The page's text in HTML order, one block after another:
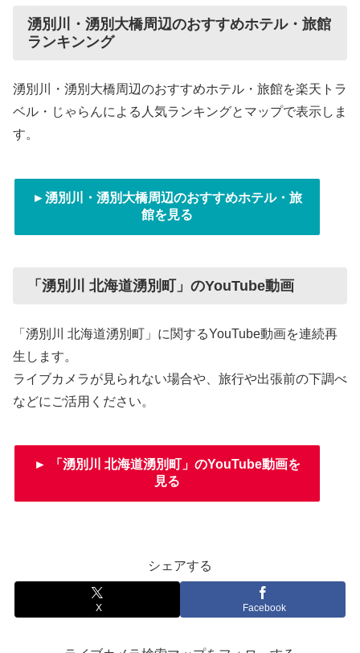
湧別川・湧別大橋周辺のおすすめホテル・旅館
ランキンング
湧別川・湧別大橋周辺のおすすめホテル・旅館を楽天トラ
ベル・じゃらんによる人気ランキングとマップで表示しま
す。
►湧別川・湧別大橋周辺のおすすめホテル・旅
館を見る
「湧別川 北海道湧別町」のYouTube動画
「湧別川 北海道湧別町」に関するYouTube動画を連続再
生します。
ライブカメラが見られない場合や、旅行や出張前の下調べ
などにご活用ください。
► 「湧別川 北海道湧別町」のYouTube動画を
見る
シェアする
X Facebook